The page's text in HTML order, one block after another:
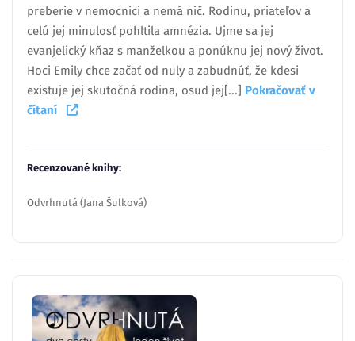
preberie v nemocnici a nemá nič. Rodinu, priateľov a
celú jej minulosť pohltila amnézia. Ujme sa jej
evanjelický kňaz s manželkou a ponúknu jej nový život.
Hoci Emily chce začať od nuly a zabudnúť, že kdesi
existuje jej skutočná rodina, osud jej[...] Pokračovať v
čítaní
Recenzované knihy:
Odvrhnutá (Jana Šulková)